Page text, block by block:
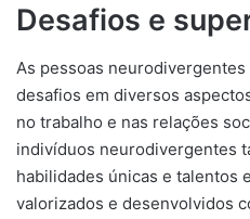
Desafios e
As pessoas
desafios em diversos
no trabalho e nas relações
indivíduos neurodivergentes
habilidades únicas e talentos
valorizados e desenvolvidos